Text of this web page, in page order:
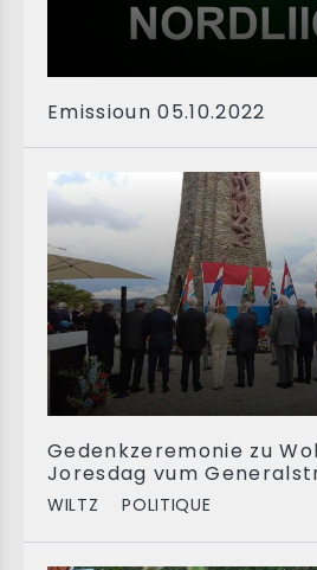
Emissioun 05.10.2022
Gedenkzeremonie zu
Joresdag vum
WILTZ POLITIQUE